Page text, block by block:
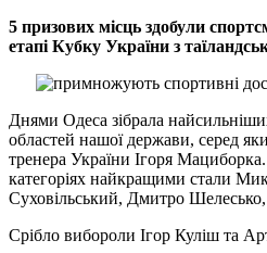
5 призових місць здобули
етапі Кубку України з
Днями Одеса зібрала
областей нашої держави, серед
тренера України Ігоря
категоріях найкращими стали
Суховільський, Дмитро Шелесько,
Срібло вибороли Ігор Куліш та